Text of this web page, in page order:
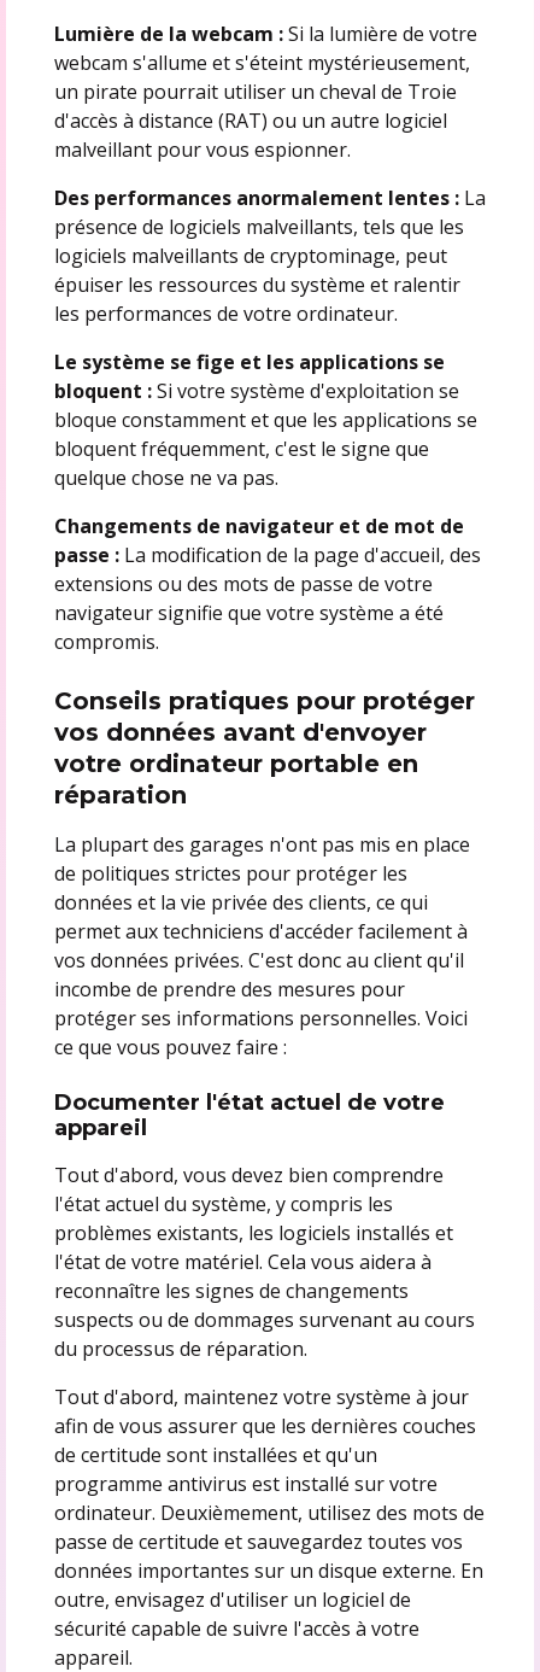
Lumière de la webcam :Si la lumière de votre
webcam s'allume et s'éteint mystérieusement,
un pirate pourrait utiliser un cheval de Troie
d'accès à distance (RAT) ou un autre logiciel
malveillant pour vous espionner.
Des performances anormalement lentes : La
présence de logiciels malveillants, tels que les
logiciels malveillants de cryptominage, peut
épuiser les ressources du système et ralentir
les performances de votre ordinateur.
Le système se fige et les applications se
bloquent :Si votre système d'exploitation se
bloque constamment et que les applications se
bloquent fréquemment, c'est le signe que
quelque chose ne va pas.
Changements de navigateur et de mot de
passe :La modification de la page d'accueil, des
extensions ou des mots de passe de votre
navigateur signifie que votre système a été
compromis.
Conseils pratiques pour protéger
vos données avant d'envoyer
votre ordinateur portable en
réparation
La plupart des garages n'ont pas mis en place
de politiques strictes pour protéger les
données et la vie privée des clients, ce qui
permet aux techniciens d'accéder facilement à
vos données privées. C'est donc au client qu'il
incombe de prendre des mesures pour
protéger ses informations personnelles. Voici
ce que vous pouvez faire :
Documenter l'état actuel de votre
appareil
Tout d'abord, vous devez bien comprendre
l'état actuel du système, y compris les
problèmes existants, les logiciels installés et
l'état de votre matériel. Cela vous aidera à
reconnaître les signes de changements
suspects ou de dommages survenant au cours
du processus de réparation.
Tout d'abord, maintenez votre système à jour
afin de vous assurer que les dernières couches
de certitude sont installées et qu'un
programme antivirus est installé sur votre
ordinateur. Deuxièmement, utilisez des mots de
passe de certitude et sauvegardez toutes vos
données importantes sur un disque externe. En
outre, envisagez d'utiliser un logiciel de
sécurité capable de suivre l'accès à votre
appareil.